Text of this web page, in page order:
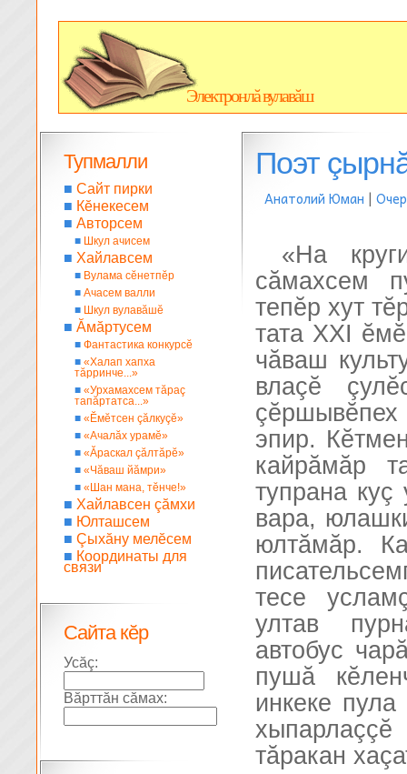
Электронлă вулавăш
Поэт
Анатолий Юман |
«На
сăмахсем
тепĕр хут
тата XXI
чăваш
влаçĕ
эпир.
кайрăмăр
тупрана
вара,
юлтăмăр.
тесе
ултав
автобус
пушă
инкеке
хыпарлаççĕ
тăракан
Тупмалли
■ Сайт пирки
■ Кĕнекесем
■ Авторсем
■ Шкул ачисем
■ Хайлавсем
■ Вулама сĕнетпĕр
■ Ачасем валли
■ Шкул вулавăшĕ
■ Ăмăртусем
■ Фантастика конкурсĕ
■ «Халап хапха
тăрринче...»
■ «Урхамахсем тăраç
тапăртатса...»
■ «Ĕмĕтсен çăлкуçĕ»
■ «Ачалăх урамĕ»
■ «Ăраскал çăлтăрĕ»
■ «Чăваш йăмри»
■ «Шан мана, тĕнче!»
■ Хайлавсен çăмхи
■ Юлташсем
■ Çыхăну мелĕсем
■ Координаты для
связи
Сайта кĕр
Усăç:
Вăрттăн сăмах: